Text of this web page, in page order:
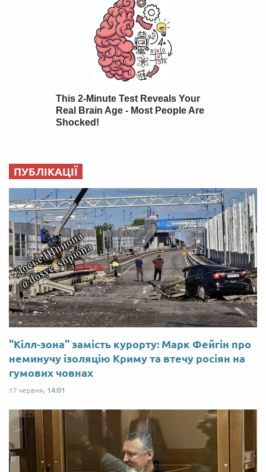
ПУБЛІКАЦІЇ
"Кілл-зона" замість курорту: Марк Фейгін про
неминучу ізоляцію Криму та втечу росіян на
гумових човнах
17 червня, 14:01